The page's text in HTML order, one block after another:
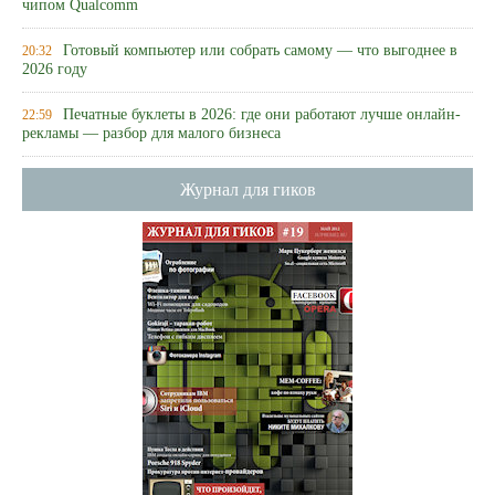
чипом Qualcomm
20:32 Готовый компьютер или собрать самому — что выгоднее в
2026 году
22:59 Печатные буклеты в 2026: где они работают лучше онлайн-
рекламы — разбор для малого бизнеса
Журнал для гиков